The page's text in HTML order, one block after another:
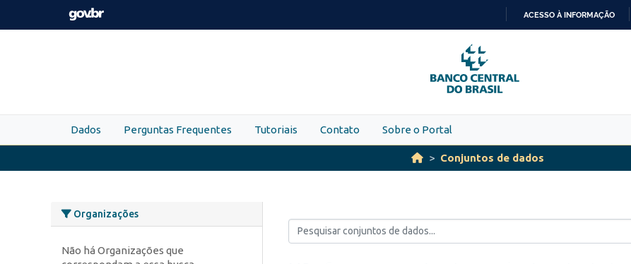
Skip to main content
PARA
O
CONTEÚDO
ACESSO À INFORMAÇÃO
Dados Perguntas Frequentes Tutoriais Contato Sobre o Portal
Conjuntos de dados
Organizações
Não há Organizações que